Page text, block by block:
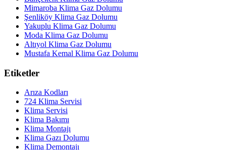
Mimaroba Klima Gaz Dolumu
Şenliköy Klima Gaz Dolumu
Yakuplu Klima Gaz Dolumu
Moda Klima Gaz Dolumu
Altıyol Klima Gaz Dolumu
Mustafa Kemal Klima Gaz Dolumu
Etiketler
Arıza Kodları
724 Klima Servisi
Klima Servisi
Klima Bakımı
Klima Montajı
Klima Gazı Dolumu
Klima Demontajı